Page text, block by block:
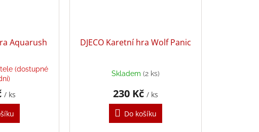
Aquarush
(dostupné
/ ks
DJECO Karetní hra Wolf Panic
Skladem (2 ks)
230 Kč / ks
Do košíku